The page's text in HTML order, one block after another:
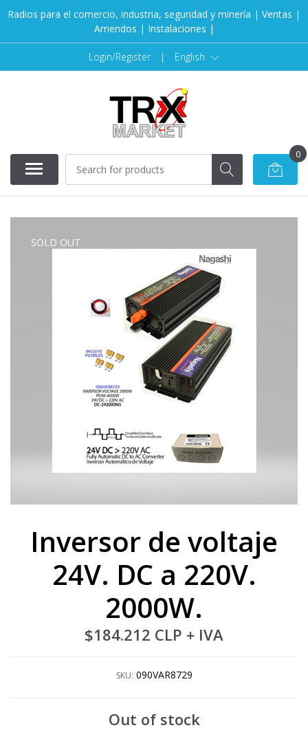
Radios para el comercio, industria, seguridad y minería | Ventas |
Arriendos | Instalaciones |
Login/Register | English
0
SOLD OUT
Inversor de voltaje
24V. DC a 220V.
2000W.
$184.212 CLP + IVA
SKU: 090VAR8729
Out of stock